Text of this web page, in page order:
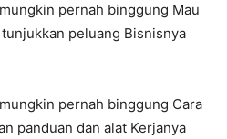
pernah binggung Mau
peluang Bisnisnya
pernah binggung Cara
panduan dan alat Kerjanya